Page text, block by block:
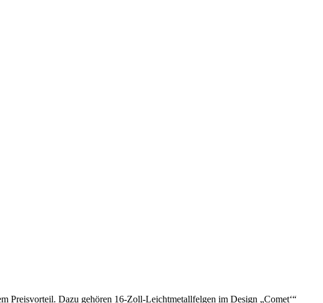
Preisvorteil. Dazu gehören 16-Zoll-Leichtmetallfelgen im Design „Comet‘“